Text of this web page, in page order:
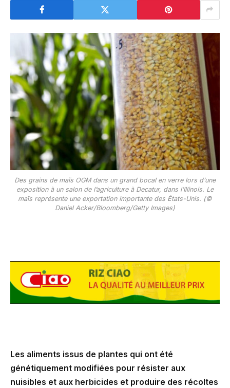
Des grains de maïs OGM dans un grand bocal en verre lors d’une
exposition à un salon de l’agriculture à Decatur, dans l’Illinois. Le
maïs représente une exportation importante des États-Unis. (©
Daniel Acker/Bloomberg/Getty Images)
Les aliments issus de plantes qui ont été
génétiquement modifiées pour résister aux
nuisibles et aux herbicides et produire des récoltes